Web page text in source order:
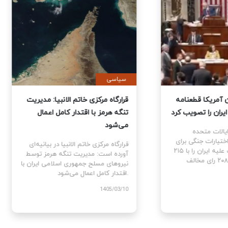
آمریکا قطعنامه
جنگ علیه ایران را تصویب کرد
ایالات متحده
قطعنامه اختیارات جنگی برای
سیاسی
قرارگاه مرکزی خاتم الانبیا:
تنگه هرمز با اقتدار کامل اعمال
قرارگاه مرکزی خاتم الانبیا در
آورده است: مدیریت تنگه هرمز
نیروهای مسلح جمهوری اسلامی
اقتدار کامل اعمال می‌شود.